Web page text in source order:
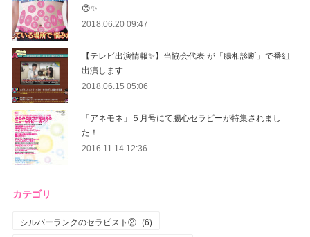
😊✨
2018.06.20 09:47
【テレビ出演情報✨】当協会代表 が「腸相診断」で番組
出演します
2018.06.15 05:06
「アネモネ」５月号にて腸心セラピーが特集されまし
た！
2016.11.14 12:36
カテゴリ
シルバーランクのセラピスト② (6)